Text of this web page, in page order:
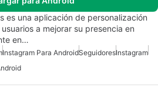
es una aplicación de personalización
a mejorar su presencia en
en…
Instagram Para AndroidSeguidoresInstagram